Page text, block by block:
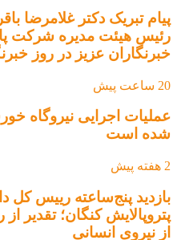
پیام تبریک دکتر غلامرضا
رئیس هیئت مدیره شرکت
خبرنگاران عزیز در روز
20 ساعت پیش
عملیات اجرایی نیروگاه
شده است
2 هفته پیش
بازدید پنج‌ساعته رییس کل
پتروپالایش کنگان؛ تقدیر
از نیروی انسانی